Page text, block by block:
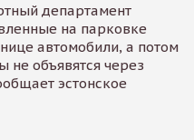
департамент
на парковке
автомобили, а потом
не объявятся через
эстонское